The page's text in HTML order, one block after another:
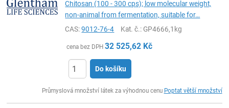
Chitosan (100 - 300 cps); low molecular weight,
non-animal from fermentation, suitable for…
CAS:9012-76-4 Kat. č.: GP4666,1kg
cena bez DPH 32 525,62 Kč
Do košíku
Průmyslová množství látek za výhodnou cenu Poptat větší množství